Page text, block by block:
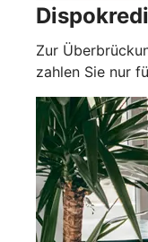
Zur
zahlen Sie nur